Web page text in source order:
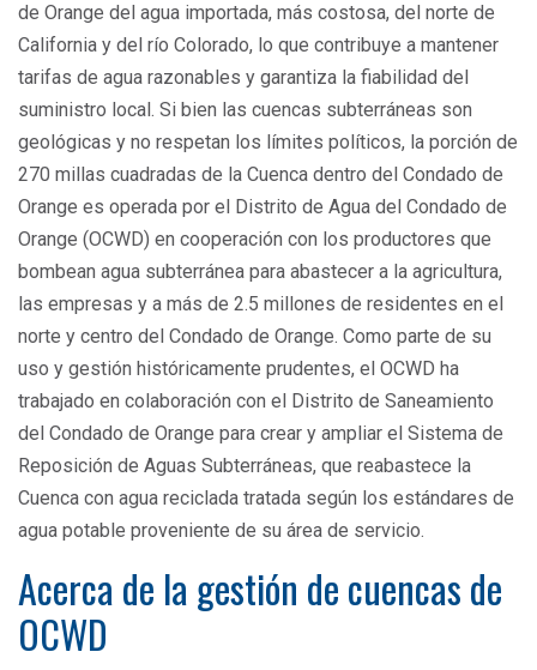
de Orange del agua importada, más costosa, del norte de
California y del río Colorado, lo que contribuye a mantener
tarifas de agua razonables y garantiza la fiabilidad del
suministro local. Si bien las cuencas subterráneas son
geológicas y no respetan los límites políticos, la porción de
270 millas cuadradas de la Cuenca dentro del Condado de
Orange es operada por el Distrito de Agua del Condado de
Orange (OCWD) en cooperación con los productores que
bombean agua subterránea para abastecer a la agricultura,
las empresas y a más de 2.5 millones de residentes en el
norte y centro del Condado de Orange. Como parte de su
uso y gestión históricamente prudentes, el OCWD ha
trabajado en colaboración con el Distrito de Saneamiento
del Condado de Orange para crear y ampliar el Sistema de
Reposición de Aguas Subterráneas, que reabastece la
Cuenca con agua reciclada tratada según los estándares de
agua potable proveniente de su área de servicio.
Acerca de la gestión de cuencas de
OCWD